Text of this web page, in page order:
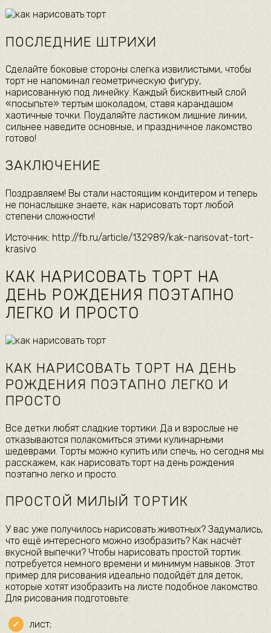
ПОСЛЕДНИЕ ШТРИХИ
Сделайте боковые стороны слегка извилистыми, чтобы
торт не напоминал геометрическую фигуру,
нарисованную под линейку. Каждый бисквитный слой
«посыпьте» тертым шоколадом, ставя карандашом
хаотичные точки. Поудаляйте ластиком лишние линии,
сильнее наведите основные, и праздничное лакомство
готово!
ЗАКЛЮЧЕНИЕ
Поздравляем! Вы стали настоящим кондитером и теперь
не понаслышке знаете, как нарисовать торт любой
степени сложности!
Источник: http://fb.ru/article/132989/kak-narisovat-tort-
krasivo
КАК НАРИСОВАТЬ ТОРТ НА
ДЕНЬ РОЖДЕНИЯ ПОЭТАПНО
ЛЕГКО И ПРОСТО
КАК НАРИСОВАТЬ ТОРТ НА ДЕНЬ
РОЖДЕНИЯ ПОЭТАПНО ЛЕГКО И
ПРОСТО
Все детки любят сладкие тортики. Да и взрослые не
отказываются полакомиться этими кулинарными
шедеврами. Торты можно купить или спечь, но сегодня мы
расскажем, как нарисовать торт на день рождения
поэтапно легко и просто.
ПРОСТОЙ МИЛЫЙ ТОРТИК
У вас уже получилось нарисовать животных? Задумались,
что ещё интересного можно изобразить? Как насчёт
вкусной выпечки? Чтобы нарисовать простой тортик
потребуется немного времени и минимум навыков. Этот
пример для рисования идеально подойдёт для деток,
которые хотят изобразить на листе подобное лакомство.
Для рисования подготовьте:
лист;